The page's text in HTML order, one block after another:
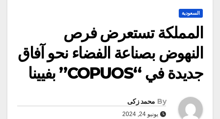
السعودية
المملكة تستعرض فرص
النهوض بصناعة الفضاء نحو آفاق
جديدة في “COPUOS” بفيينا
By محمد زكى
يونيو 24, 2024